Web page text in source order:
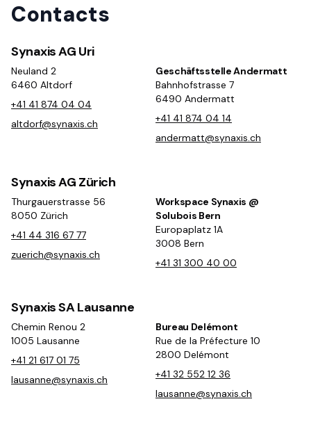
Contacts
Synaxis AG Uri
Neuland 2
6460 Altdorf
+41 41 874 04 04
altdorf@synaxis.ch
Geschäftsstelle Andermatt
Bahnhofstrasse 7
6490 Andermatt
+41 41 874 04 14
andermatt@synaxis.ch
Synaxis AG Zürich
Thurgauerstrasse 56
8050 Zürich
+41 44 316 67 77
zuerich@synaxis.ch
Workspace Synaxis @
Solubois Bern
Europaplatz 1A
3008 Bern
+41 31 300 40 00
Synaxis SA Lausanne
Chemin Renou 2
1005 Lausanne
+41 21 617 01 75
lausanne@synaxis.ch
Bureau Delémont
Rue de la Préfecture 10
2800 Delémont
+41 32 552 12 36
lausanne@synaxis.ch